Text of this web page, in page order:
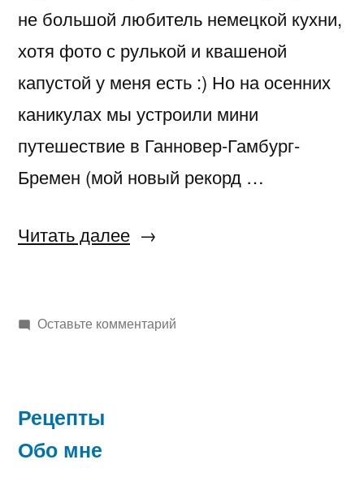
не большой любитель немецкой кухни,
хотя фото с рулькой и квашеной
капустой у меня есть :) Но на осенних
каникулах мы устроили мини
путешествие в Ганновер-Гамбург-
Бремен (мой новый рекорд …
Читать далее«Шоколадный
Оставьте комментарийк
Рецепты
Обо мне